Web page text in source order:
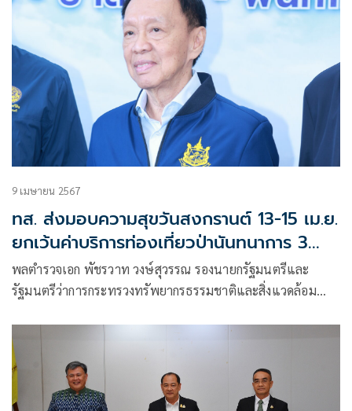
ปัญหาในเรื่องการพัฒนาสร้างสาธารณูปโภคขั้นพื้นฐานในเขต
9 เมษายน 2567
ทส. ส่งมอบความสุขวันสงกรานต์ 13-15 เม.ย.
ยกเว้นค่าบริการท่องเที่ยวป่านันทนาการ 3
แห่ง
พลตำรวจเอก พัชรวาท วงษ์สุวรรณ รองนายกรัฐมนตรีและ
รัฐมนตรีว่าการกระทรวงทรัพยากรธรรมชาติและสิ่งแวดล้อม
แหล่งท่องเที่ยวเชิงนิเวศในรูปแบบป่านันทนาการ